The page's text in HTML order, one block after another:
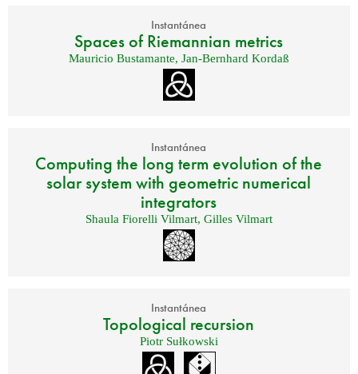
Instantánea
Spaces of Riemannian metrics
Mauricio Bustamante, Jan-Bernhard Kordaß
Instantánea
Computing the long term evolution of the
solar system with geometric numerical
integrators
Shaula Fiorelli Vilmart, Gilles Vilmart
Instantánea
Topological recursion
Piotr Sułkowski